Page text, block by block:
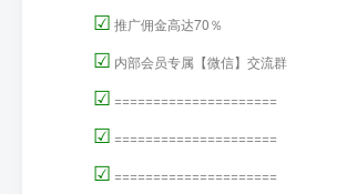
☑ 推广佣金高达70％
☑ 内部会员专属【微信】交流群
☑ =====================
☑ =====================
☑ =====================